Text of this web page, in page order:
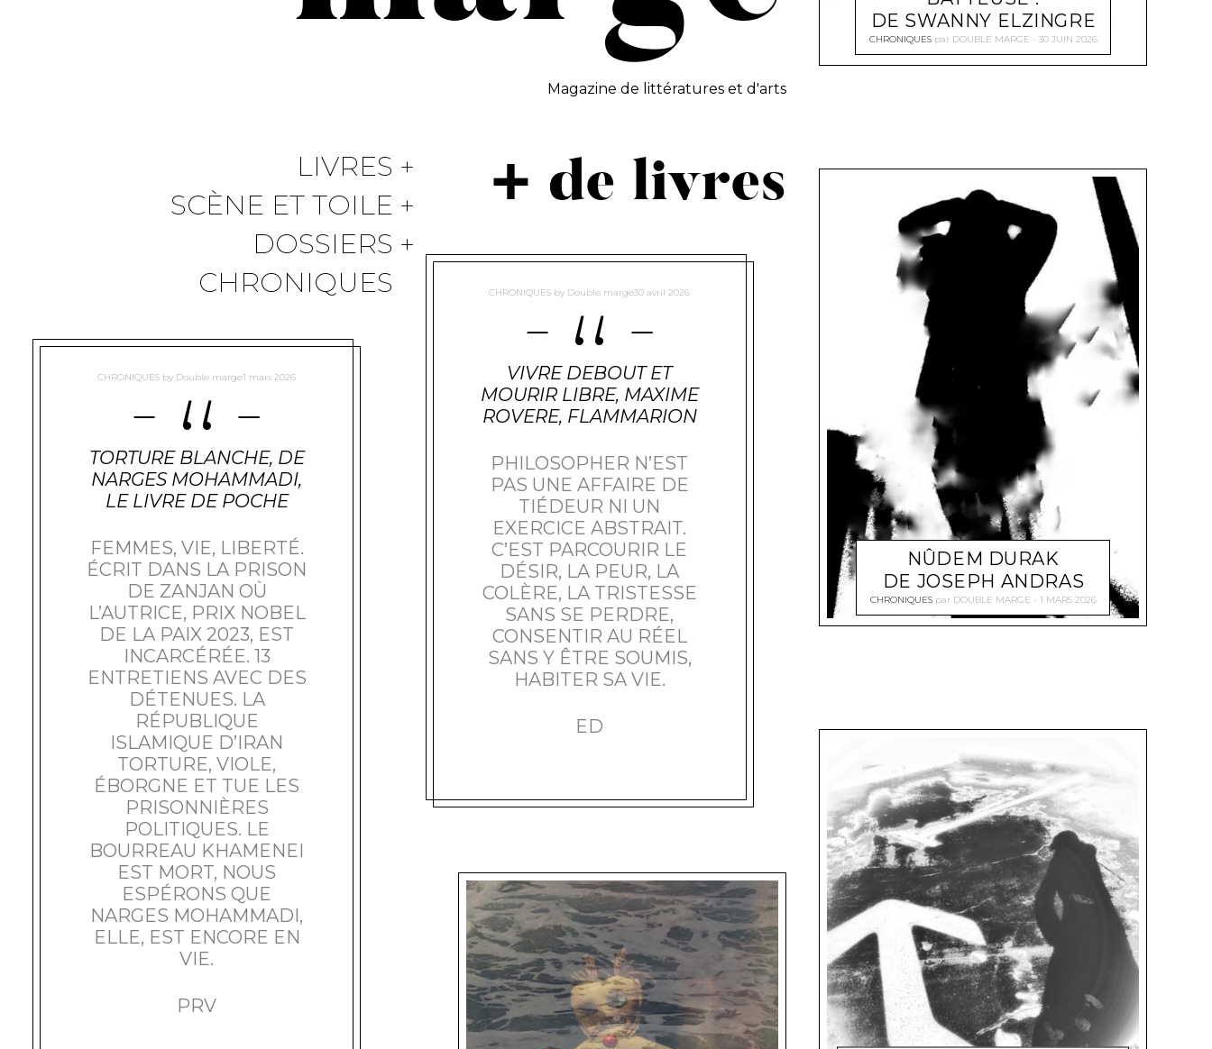
Magazine de littératures et d'arts
LIVRES
SCÈNE ET TOILE
DOSSIERS
CHRONIQUES
CHRONIQUES by Double marge1 mars 2026
TORTURE BLANCHE, DE
NARGES MOHAMMADI,
LE LIVRE DE POCHE
FEMMES, VIE, LIBERTÉ.
ÉCRIT DANS LA PRISON
DE ZANJAN OÙ
L’AUTRICE, PRIX NOBEL
DE LA PAIX 2023, EST
INCARCÉRÉE. 13
ENTRETIENS AVEC DES
DÉTENUES. LA
RÉPUBLIQUE
ISLAMIQUE D’IRAN
TORTURE, VIOLE,
ÉBORGNE ET TUE LES
PRISONNIÈRES
POLITIQUES. LE
BOURREAU KHAMENEI
EST MORT, NOUS
ESPÉRONS QUE
NARGES MOHAMMADI,
ELLE, EST ENCORE EN
VIE.
PRV
+ de livres
CHRONIQUES by Double marge30 avril 2026
VIVRE DEBOUT ET
MOURIR LIBRE, MAXIME
ROVERE, FLAMMARION
PHILOSOPHER N’EST
PAS UNE AFFAIRE DE
TIÉDEUR NI UN
EXERCICE ABSTRAIT.
C’EST PARCOURIR LE
DÉSIR, LA PEUR, LA
COLÈRE, LA TRISTESSE
SANS SE PERDRE,
CONSENTIR AU RÉEL
SANS Y ÊTRE SOUMIS,
HABITER SA VIE.
ED
DE SWANNY ELZINGRE
CHRONIQUES par DOUBLE MARGE 30 JUIN 2026
NÛDEM DURAK
DE JOSEPH ANDRAS
CHRONIQUES par DOUBLE MARGE 1 MARS 2026